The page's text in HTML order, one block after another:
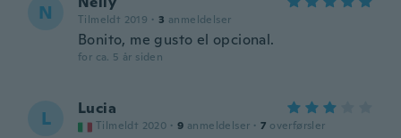
N Tilmeldt 2019 · 3 anmeldelser
Bonito, me gusto el opcional.
for ca. 5 år siden
L Lucia
Tilmeldt 2020 · 9 anmeldelser · 7 overførsler